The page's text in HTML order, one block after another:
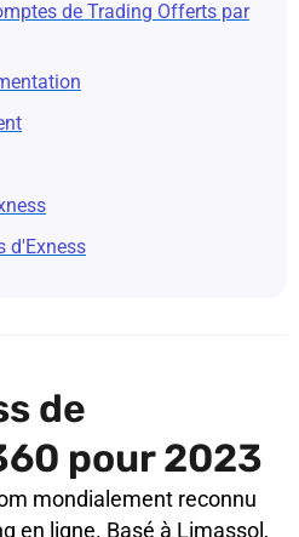
de Trading Offerts par
d'Exness
de
pour 2023
mondialement reconnu
en ligne. Basé à Limassol,